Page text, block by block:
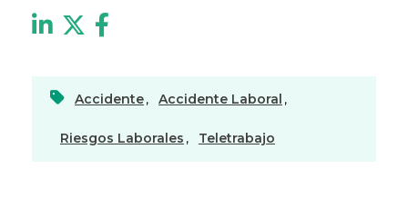
Accidente, Accidente Laboral ,
Riesgos Laborales , Teletrabajo